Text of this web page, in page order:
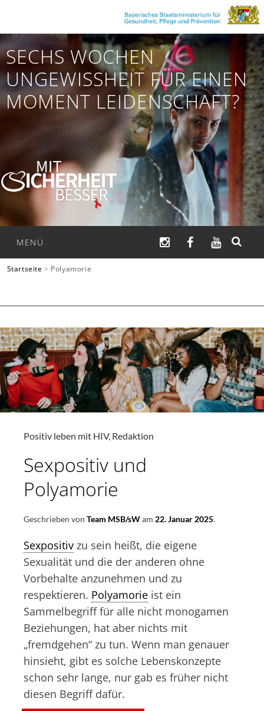
springen
SECHS WOCHEN
UNGEWISSHEIT FÜR EINEN
MOMENT LEIDENSCHAFT?
MENÜ INSTAGRAMFACEBOOK
Startseite > Polyamorie
Positiv leben mit HIV, Redaktion
Sexpositiv und
Polyamorie
Geschrieben von Team MSB/sWam 22. Januar 2025.
Sexpositiv zu sein heißt, die eigene
Sexualität und die der anderen ohne
Vorbehalte anzunehmen und zu
respektieren. Polyamorie ist ein
Sammelbegriff für alle nicht monogamen
Beziehungen, hat aber nichts mit
„fremdgehen“ zu tun. Wenn man genauer
hinsieht, gibt es solche Lebenskonzepte
schon sehr lange, nur gab es früher nicht
diesen Begriff dafür.